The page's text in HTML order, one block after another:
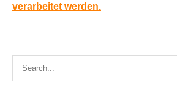
verarbeitet werden.